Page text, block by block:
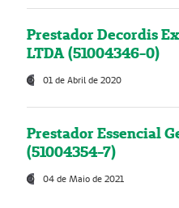
Prestador Decordis
LTDA (51004346-0)
01 de Abril de 2020
Prestador Essencial
(51004354-7)
04 de Maio de 2021